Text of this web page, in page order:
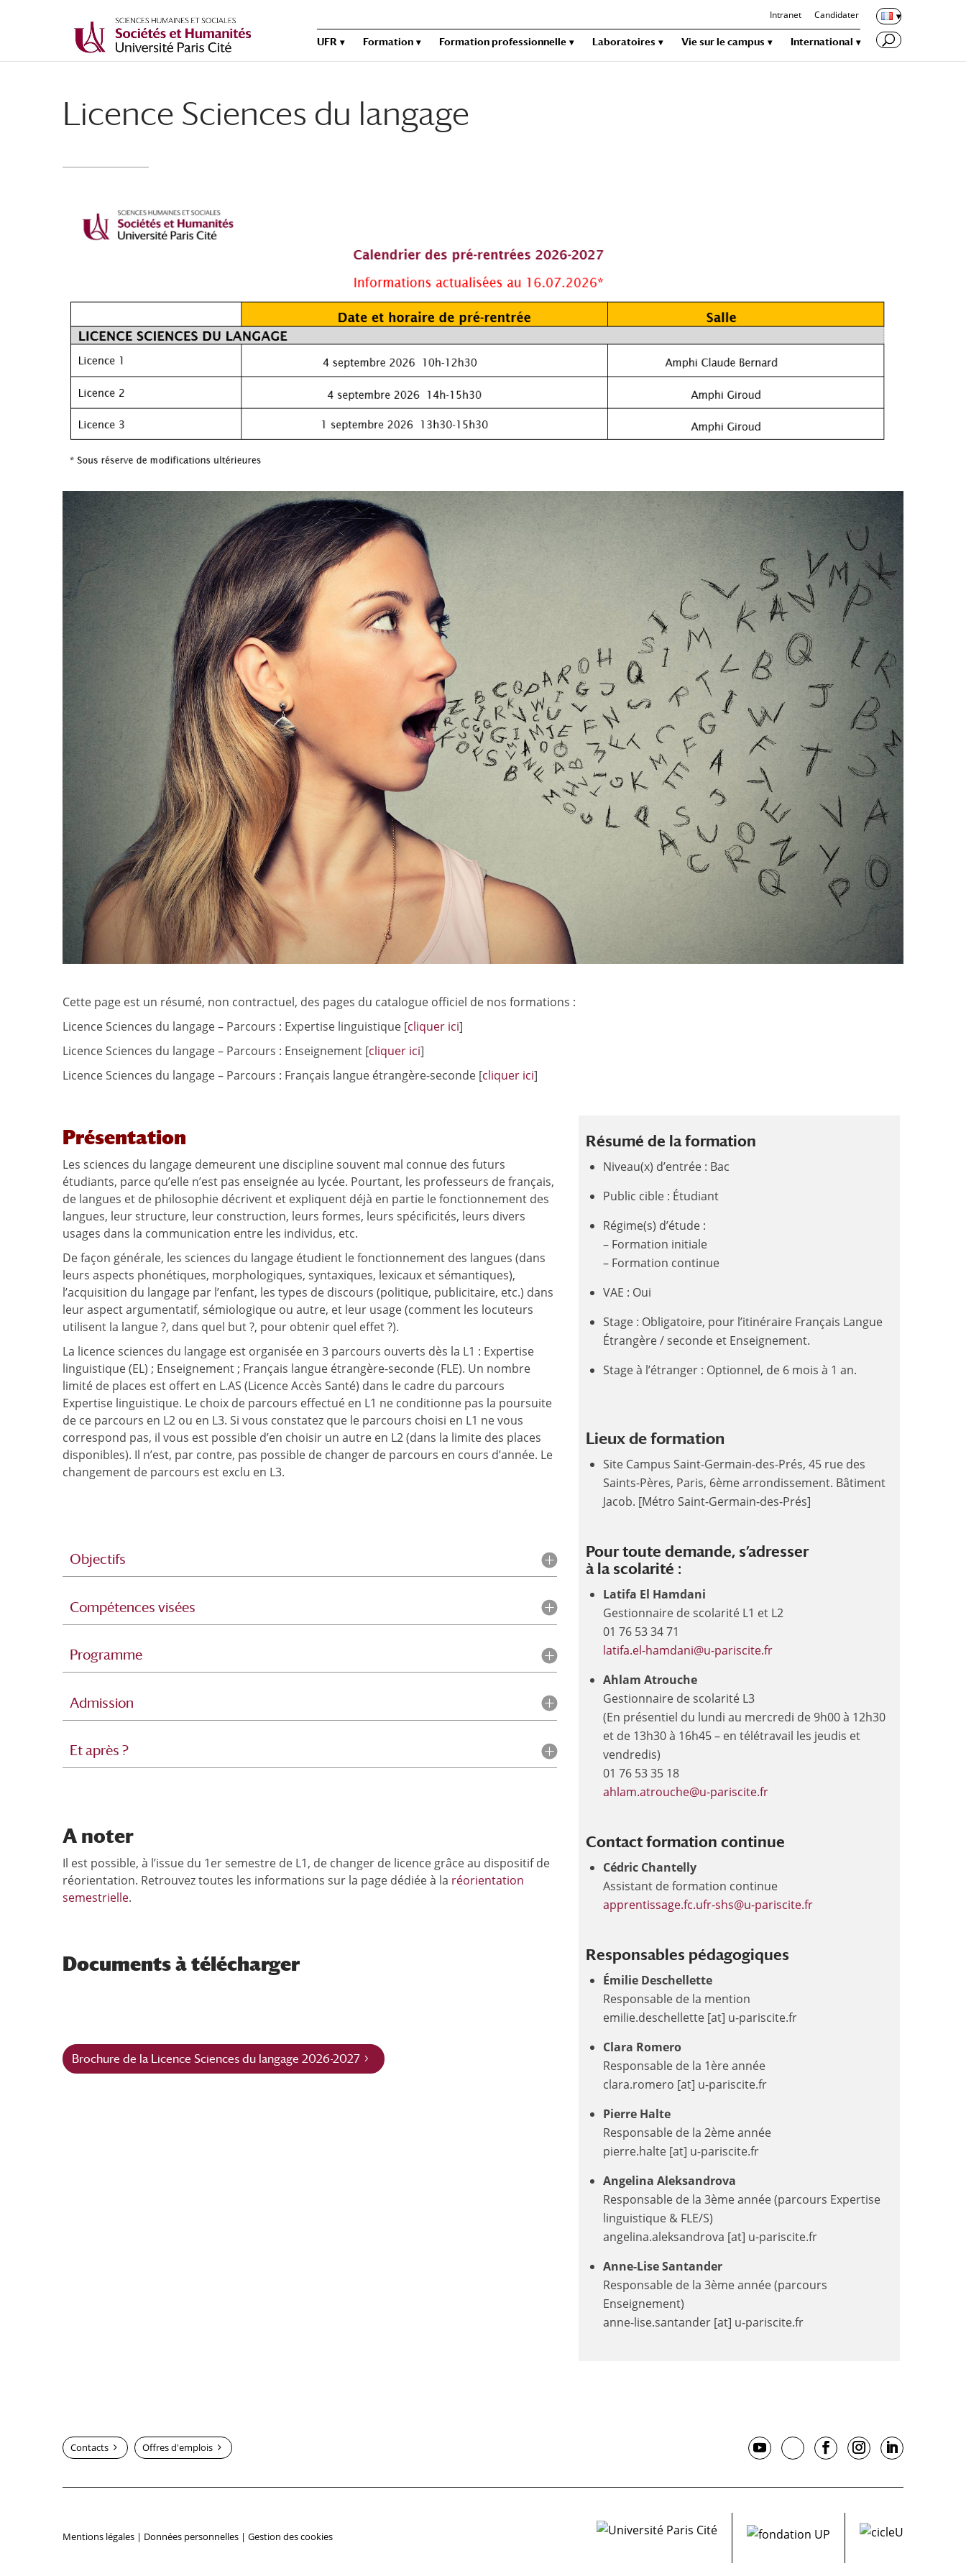
Intranet Candidater
UFR Formation Formation professionnelle Laboratoires Vie sur le campus International
Licence Sciences du langage
Cette page est un résumé, non contractuel, des pages du catalogue officiel de nos formations :
Licence Sciences du langage – Parcours : Expertise linguistique [cliquer ici]
Licence Sciences du langage – Parcours : Enseignement [cliquer ici]
Licence Sciences du langage – Parcours : Français langue étrangère-seconde [cliquer ici]
Présentation
Les sciences du langage demeurent une discipline souvent mal connue des futurs
étudiants, parce qu’elle n’est pas enseignée au lycée. Pourtant, les professeurs de français,
de langues et de philosophie décrivent et expliquent déjà en partie le fonctionnement des
langues, leur structure, leur construction, leurs formes, leurs spécificités, leurs divers
usages dans la communication entre les individus, etc.
De façon générale, les sciences du langage étudient le fonctionnement des langues (dans
leurs aspects phonétiques, morphologiques, syntaxiques, lexicaux et sémantiques),
l’acquisition du langage par l’enfant, les types de discours (politique, publicitaire, etc.) dans
leur aspect argumentatif, sémiologique ou autre, et leur usage (comment les locuteurs
utilisent la langue ?, dans quel but ?, pour obtenir quel effet ?).
La licence sciences du langage est organisée en 3 parcours ouverts dès la L1 : Expertise
linguistique (EL) ; Enseignement ; Français langue étrangère-seconde (FLE). Un nombre
limité de places est offert en L.AS (Licence Accès Santé) dans le cadre du parcours
Expertise linguistique. Le choix de parcours effectué en L1 ne conditionne pas la poursuite
de ce parcours en L2 ou en L3. Si vous constatez que le parcours choisi en L1 ne vous
correspond pas, il vous est possible d’en choisir un autre en L2 (dans la limite des places
disponibles). Il n’est, par contre, pas possible de changer de parcours en cours d’année. Le
changement de parcours est exclu en L3.
Objectifs
Compétences visées
Programme
Admission
Et après ?
A noter
Il est possible, à l’issue du 1er semestre de L1, de changer de licence grâce au dispositif de
réorientation. Retrouvez toutes les informations sur la page dédiée à la réorientation
semestrielle.
Documents à télécharger
Brochure de la Licence Sciences du langage 2026-2027
Résumé de la formation
Niveau(x) d’entrée : Bac
Public cible : Étudiant
Régime(s) d’étude :
– Formation initiale
– Formation continue
VAE : Oui
Stage : Obligatoire, pour l’itinéraire Français Langue
Étrangère / seconde et Enseignement.
Stage à l’étranger : Optionnel, de 6 mois à 1 an.
Lieux de formation
Site Campus Saint-Germain-des-Prés, 45 rue des
Saints-Pères, Paris, 6ème arrondissement. Bâtiment
Jacob. [Métro Saint-Germain-des-Prés]
Pour toute demande, s’adresser
à la scolarité :
Latifa El Hamdani
Gestionnaire de scolarité L1 et L2
01 76 53 34 71
latifa.el-hamdani@u-pariscite.fr
Ahlam Atrouche
Gestionnaire de scolarité L3
(En présentiel du lundi au mercredi de 9h00 à 12h30
et de 13h30 à 16h45 – en télétravail les jeudis et
vendredis)
01 76 53 35 18
ahlam.atrouche@u-pariscite.fr
Contact formation continue
Cédric Chantelly
Assistant de formation continue
apprentissage.fc.ufr-shs@u-pariscite.fr
Responsables pédagogiques
Émilie Deschellette
Responsable de la mention
emilie.deschellette [at] u-pariscite.fr
Clara Romero
Responsable de la 1ère année
clara.romero [at] u-pariscite.fr
Pierre Halte
Responsable de la 2ème année
pierre.halte [at] u-pariscite.fr
Angelina Aleksandrova
Responsable de la 3ème année (parcours Expertise
linguistique & FLE/S)
angelina.aleksandrova [at] u-pariscite.fr
Anne-Lise Santander
Responsable de la 3ème année (parcours
Enseignement)
anne-lise.santander [at] u-pariscite.fr
Contacts Offres d'emplois
Mentions légales | Données personnelles | Gestion des cookies